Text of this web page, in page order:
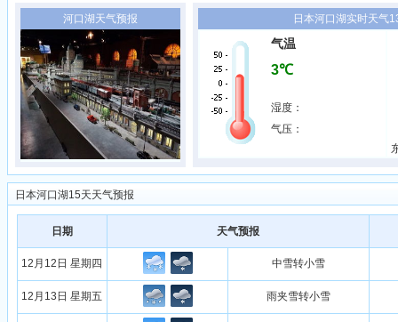
河口湖天气预报 日本河口湖实时天气
气温
3℃
湿度：
气压：
日本河口湖15天天气预报
日期 天气预报
12月12日 星期四 中雪转小雪
12月13日 星期五 雨夹雪转小雪